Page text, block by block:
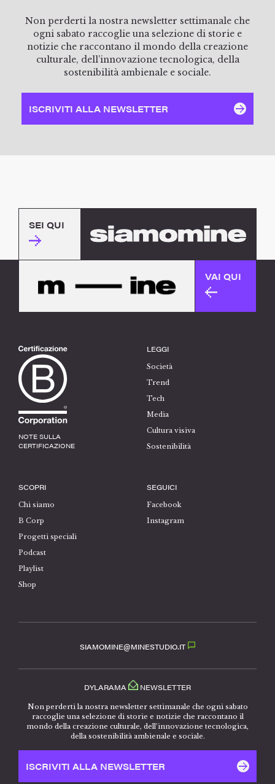
Non perderti la nostra newsletter settimanale che
ogni sabato raccoglie una selezione di storie e
notizie che raccontano il mondo della creazione
culturale, dell’innovazione tecnologica, della
sostenibilità ambienale e sociale.
ISCRIVITI ALLA NEWSLETTER
SEI QUI
VAI QUI
NOTE SULLA
CERTIFICAZIONE
LEGGI
Società
Trend
Tech
Media
Cultura visiva
Sostenibilità
SCOPRI
Chi siamo
B Corp
Progetti speciali
Podcast
Playlist
Shop
SEGUICI
Facebook
Instagram
SIAMOMINE@MINESTUDIO.IT
DYLARAMA NEWSLETTER
Non perderti la nostra newsletter settimanale che ogni sabato
raccoglie una selezione di storie e notizie che raccontano il
mondo della creazione culturale, dell’innovazione tecnologica,
della sostenibilità ambienale e sociale.
ISCRIVITI ALLA NEWSLETTER